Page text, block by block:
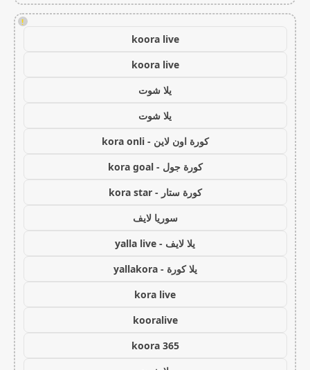
!
koora live
koora live
يلا شوت
يلا شوت
كورة اون لاين - kora onli
كورة جول - kora goal
كورة ستار - kora star
سوريا لايف
يلا لايف - yalla live
يلا كورة - yallakora
kora live
kooralive
koora 365